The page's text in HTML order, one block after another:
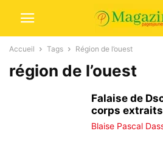
Accueil Tags Région de l’ouest
région de l’ouest
Falaise de
corps
Blaise Pascal